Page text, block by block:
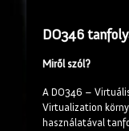
DO346
Miről szól?
A DO346 –
Virtualization
használatával